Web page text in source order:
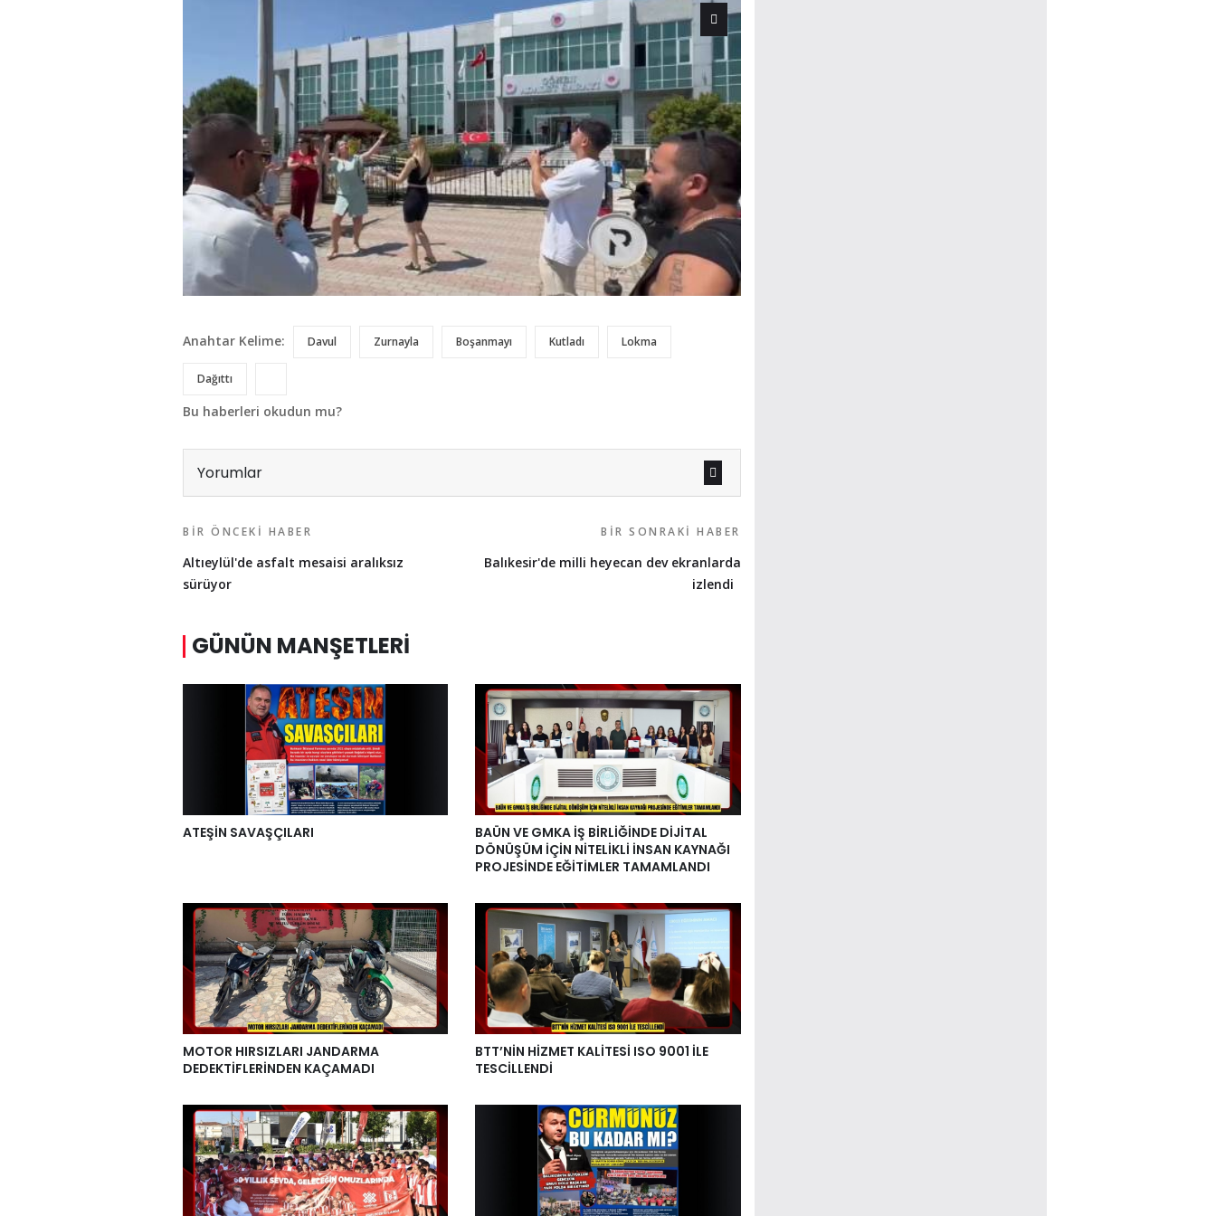
Anahtar Kelime: Davul Zurnayla Boşanmayı Kutladı Lokma
Dağıttı
Bu haberleri okudun mu?
Yorumlar
BIR ÖNCEKI HABER
Altıeylül'de asfalt mesaisi aralıksız
sürüyor
BIR SONRAKI HABER
Balıkesir'de milli heyecan dev ekranlarda
izlendi
GÜNÜN MANŞETLERI
ATEŞİN SAVAŞÇILARI
BAÜN VE GMKA İŞ BİRLİĞİNDE DİJİTAL
DÖNÜŞÜM İÇİN NİTELİKLİ İNSAN KAYNAĞI
PROJESİNDE EĞİTİMLER TAMAMLANDI
MOTOR HIRSIZLARI JANDARMA
DEDEKTİFLERİNDEN KAÇAMADI
BTT’NİN HİZMET KALİTESİ ISO 9001 İLE
TESCİLLENDİ